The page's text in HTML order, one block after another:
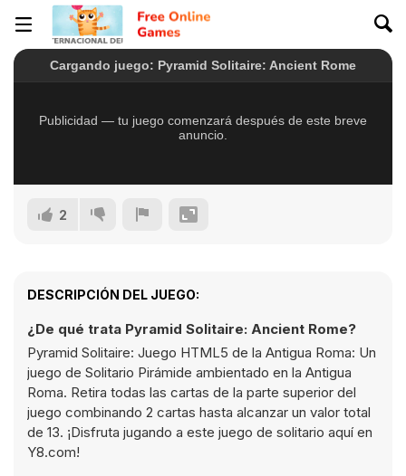
2
DESCRIPCIÓN DEL JUEGO:
¿De qué trata Pyramid Solitaire: Ancient Rome?
Pyramid Solitaire: Juego HTML5 de la Antigua Roma: Un
juego de Solitario Pirámide ambientado en la Antigua
Roma. Retira todas las cartas de la parte superior del
juego combinando 2 cartas hasta alcanzar un valor total
de 13. ¡Disfruta jugando a este juego de solitario aquí en
Y8.com!